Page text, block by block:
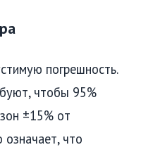
погрешность.
чтобы 95%
±15% от
означает, что